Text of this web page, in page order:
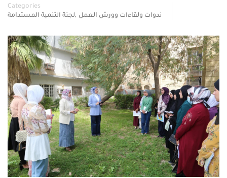
Categories
لجنة التنمية المستدامة, ندوات ولقاءات وورش العمل